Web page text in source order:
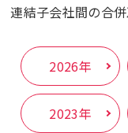
連結子会社間の合
2026年
2023年